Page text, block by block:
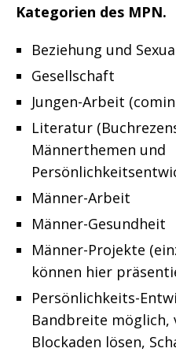
Kategorien des MPN.
Beziehung und
Gesellschaft
Jungen-Arbeit
Literatur
Männerthemen und
Männer-Arbeit
Männer-Gesundheit
Männer-Projekte
können hier
Persönlichkeits-
Bandbreite möglich,
Blockaden lösen,